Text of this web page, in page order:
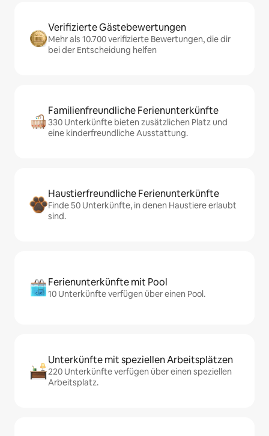
Verifizierte Gästebewertungen
Mehr als 10.700 verifizierte Bewertungen, die dir
bei der Entscheidung helfen
Familienfreundliche Ferienunterkünfte
330 Unterkünfte bieten zusätzlichen Platz und
eine kinderfreundliche Ausstattung.
Haustierfreundliche Ferienunterkünfte
Finde 50 Unterkünfte, in denen Haustiere erlaubt
sind.
Ferienunterkünfte mit Pool
10 Unterkünfte verfügen über einen Pool.
Unterkünfte mit speziellen Arbeitsplätzen
220 Unterkünfte verfügen über einen speziellen
Arbeitsplatz.